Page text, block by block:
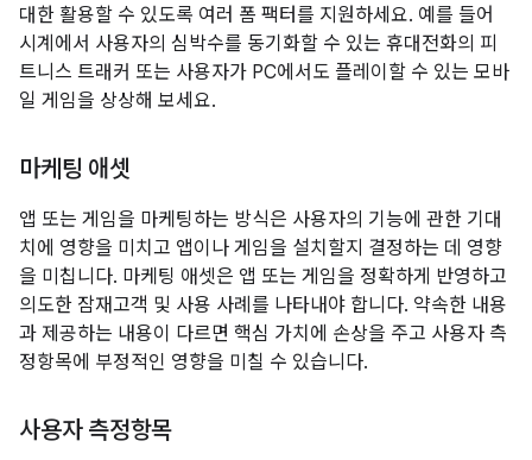
대한 활용할 수 있도록 여러 폼 팩터를 지원하세요. 예를 들어
시계에서 사용자의 심박수를 동기화할 수 있는 휴대전화의 피
트니스 트래커 또는 사용자가 PC에서도 플레이할 수 있는 모바
일 게임을 상상해 보세요.
마케팅 애셋
앱 또는 게임을 마케팅하는 방식은 사용자의 기능에 관한 기대
치에 영향을 미치고 앱이나 게임을 설치할지 결정하는 데 영향
을 미칩니다. 마케팅 애셋은 앱 또는 게임을 정확하게 반영하고
의도한 잠재고객 및 사용 사례를 나타내야 합니다. 약속한 내용
과 제공하는 내용이 다르면 핵심 가치에 손상을 주고 사용자 측
정항목에 부정적인 영향을 미칠 수 있습니다.
사용자 측정항목